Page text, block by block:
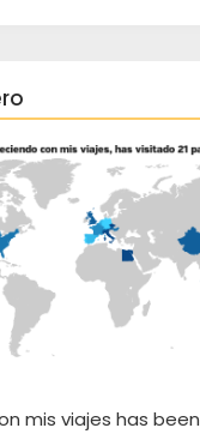
mis viajes has